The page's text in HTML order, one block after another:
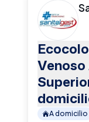
A domicilio